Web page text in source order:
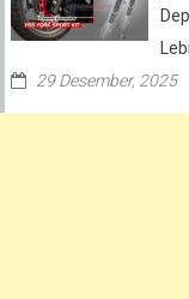
29 Desember, 2025